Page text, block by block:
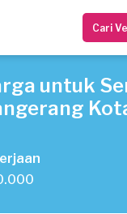
Cari
untuk